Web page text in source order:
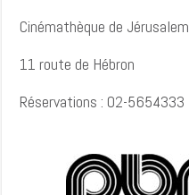
Cinémathèque de Jérusalem
11 route de Hébron
Réservations : 02-5654333